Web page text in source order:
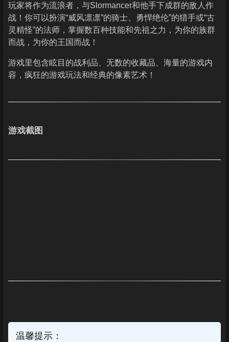
玩家将作为流浪者，与Slormancer和他手下成群的敌人作
战！你可以扮演“威风凛凛”的骑士、勇悍绝伦”的猎手或“古
灵精怪”的法师，掌握数百种技能和先祖之力，为你的族群
而战，为你的王国而战！
游戏里包含眩目的战利品、无数的收藏品、海量的游戏内
容，疯狂的游戏玩法和经典的像素艺术！
游戏截图
温馨提示：